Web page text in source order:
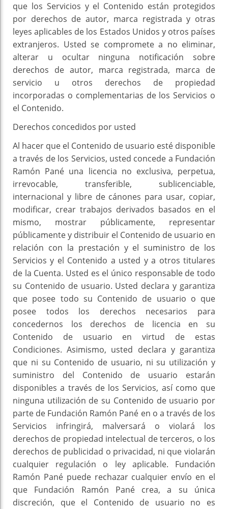
que los Servicios y el Contenido están protegidos
por derechos de autor, marca registrada y otras
leyes aplicables de los Estados Unidos y otros países
extranjeros. Usted se compromete a no eliminar,
alterar u ocultar ninguna notificación sobre
derechos de autor, marca registrada, marca de
servicio u otros derechos de propiedad
incorporadas o complementarias de los Servicios o
el Contenido.
Derechos concedidos por usted
Al hacer que el Contenido de usuario esté disponible
a través de los Servicios, usted concede a Fundación
Ramón Pané una licencia no exclusiva, perpetua,
irrevocable, transferible, sublicenciable,
internacional y libre de cánones para usar, copiar,
modificar, crear trabajos derivados basados en el
mismo, mostrar públicamente, representar
públicamente y distribuir el Contenido de usuario en
relación con la prestación y el suministro de los
Servicios y el Contenido a usted y a otros titulares
de la Cuenta. Usted es el único responsable de todo
su Contenido de usuario. Usted declara y garantiza
que posee todo su Contenido de usuario o que
posee todos los derechos necesarios para
concedernos los derechos de licencia en su
Contenido de usuario en virtud de estas
Condiciones. Asimismo, usted declara y garantiza
que ni su Contenido de usuario, ni su utilización y
suministro del Contenido de usuario estarán
disponibles a través de los Servicios, así como que
ninguna utilización de su Contenido de usuario por
parte de Fundación Ramón Pané en o a través de los
Servicios infringirá, malversará o violará los
derechos de propiedad intelectual de terceros, o los
derechos de publicidad o privacidad, ni que violarán
cualquier regulación o ley aplicable. Fundación
Ramón Pané puede rechazar cualquier envío en el
que Fundación Ramón Pané crea, a su única
discreción, que el Contenido de usuario no es